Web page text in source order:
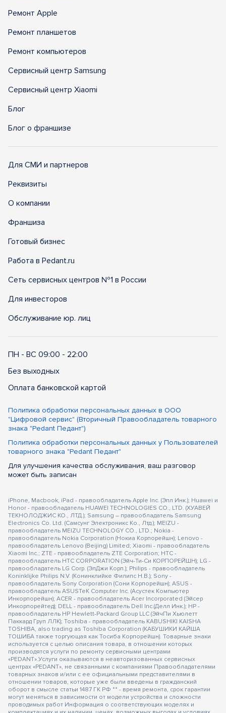
Ремонт Apple
Ремонт планшетов
Ремонт компьютеров
Сервисный центр Samsung
Сервисный центр Xiaomi
Блог
Блог о франшизе
Для СМИ и партнеров
Реквизиты
О компании
Франшиза
Готовый бизнес
Работа в Pedant.ru
Сеть сервисных центров №1 в России
Для инвесторов
Обслуживание юр. лиц
ПН - ВС 09:00 - 22:00
Без выходных
Оплата банковской картой
Политика обработки персональных данных в ООО
"Цифровой сервис" (Вторичный Правообладатель товарного
знака "Pedant Педант")
Политика обработки персональных данных у Пользователей
товарного знака "Pedant Педант"
Для улучшения качества обслуживания, ваш разговор
может быть записан
iPhone, Macbook, iPad - правообладатель Apple Inc. (Эпл Инк.); Huawei и
Honor - правообладатель HUAWEI TECHNOLOGIES CO., LTD. (ХУАВЕЙ
ТЕКНОЛОДЖИС КО., ЛТД.); Samsung – правообладатель Samsung
Electronics Co. Ltd. (Самсунг Электроникс Ко., Лтд.); MEIZU -
правообладатель MEIZU TECHNOLOGY CO., LTD.; Nokia -
правообладатель Nokia Corporation (Нокиа Корпорейшн); Lenovo -
правообладатель Lenovo (Beijing) Limited; Xiaomi - правообладатель
Xiaomi Inc.; ZTE - правообладатель ZTE Corporation; HTC -
правообладатель HTC CORPORATION (Эйч-Ти-Си КОРПОРЕЙШН); LG -
правообладатель LG Corp. (ЭлДжи Корп.); Philips - правообладатель
Koninklijke Philips N.V. (Конинклийке Филипс Н.В.); Sony -
правообладатель Sony Corporation (Сони Корпорейшн); ASUS -
правообладатель ASUSTeK Computer Inc. (Асустек Компьютер
Инкорпорейшн); ACER - правообладатель Acer Incorporated (Эйсер
Инкорпорейтед); DELL - правообладатель Dell Inc.(Делл Инк.); HP -
правообладатель HP Hewlett-Packard Group LLC (ЭйчПи Хьюлетт
Паккард Груп ЛЛК); Toshiba - правообладатель KABUSHIKI KAISHA
TOSHIBA, also trading as Toshiba Corporation (КАБУШИКИ КАЙША
ТОШИБА также торгующая как Тосиба Корпорейшн). Товарные знаки
используется с целью описания товара, в отношении которых
производятся услуги по ремонту сервисными центрами
«PEDANT».Услуги оказываются в неавторизованных сервисных
центрах «PEDANT», не связанными с компаниями Правообладателями
товарных знаков и/или с ее официальными представителями в
отношении товаров, которые уже были введены в гражданский
оборот в смысле статьи 1487 ГК РФ ** - время ремонта, срок гарантии
могут меняться в зависимости от модели устройства и сложности
проводимых работ Информация о соответствующих моделях и